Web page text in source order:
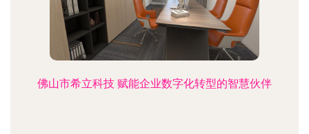
佛山市希立科技 赋能企业数字化转型的智慧伙伴